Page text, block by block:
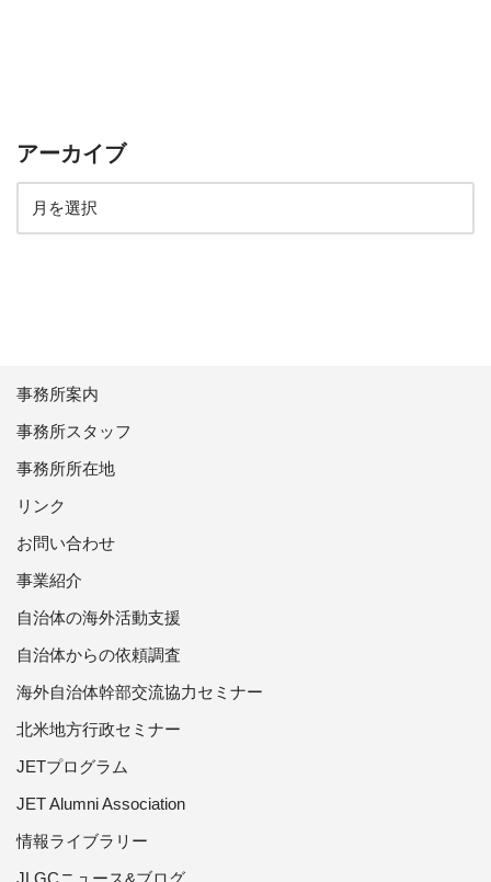
アーカイブ
事務所案内
事務所スタッフ
事務所所在地
リンク
お問い合わせ
事業紹介
自治体の海外活動支援
自治体からの依頼調査
海外自治体幹部交流協力セミナー
北米地方行政セミナー
JETプログラム
JET Alumni Association
情報ライブラリー